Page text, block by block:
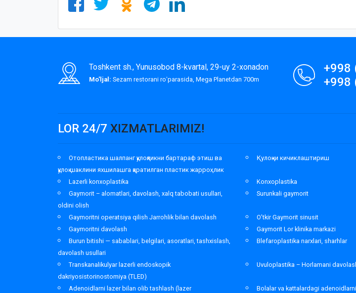
Toshkent sh., Yunusobod 8-kvartal, 29-uy 2-xonadon
Mo'ljal: Sezam restorani roʻparasida, Mega Planetdan 700m
+998
+998
LOR 24/7 XIZMATLARIMIZ!
Отопластика шалпанг қулоқликни бартараф этиш ва
қулоқ шаклини яхшилашга қаратилган пластик жарроҳлик
Қулоқни кичиклаштириш
Lazerli konxoplastika Konxoplastika
Gaymorit – alomatlari, davolash, xalq tabobati usullari,
oldini olish
Surunkali gaymorit
Gaymoritni operatsiya qilish Jarrohlik bilan davolash O’tkir Gaymorit sinusit
Gaymoritni davolash
Gaymorit Lor klinika markazi
Burun bitishi — sabablari, belgilari, asoratlari, tashxislash,
davolash usullari
Blefaroplastika narxlari, sharhlar
Transkanalikulyar lazerli endoskopik
dakriyosistorinostomiya (TLED)
Uvuloplastika – Horlamani
Adenoidlarni lazer bilan olib tashlash (lazer
Bolalar va kattalardagi